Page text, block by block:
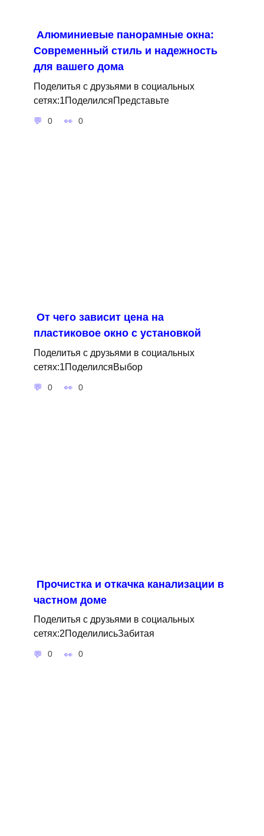
Алюминиевые панорамные окна:
Современный стиль и надежность
для вашего дома
Поделитья с друзьями в социальных
сетях:1ПоделилсяПредставьте
0 0
От чего зависит цена на
пластиковое окно с установкой
Поделитья с друзьями в социальных
сетях:1ПоделилсяВыбор
0 0
Прочистка и откачка канализации в
частном доме
Поделитья с друзьями в социальных
сетях:2ПоделилисьЗабитая
0 0